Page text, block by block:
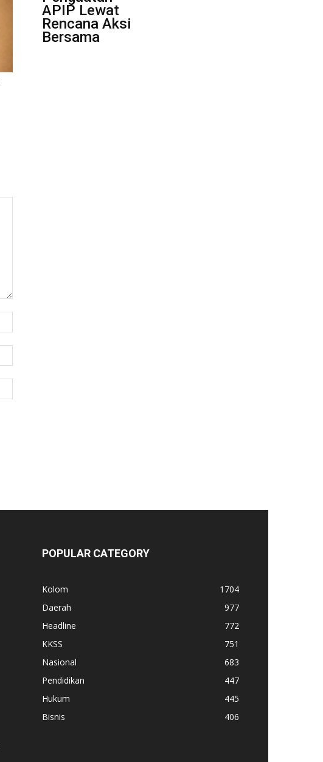
APIP Lewat
Rencana Aksi
Bersama
POPULAR CATEGORY
Kolom
1704
Daerah
977
Headline
772
KKSS
751
Nasional
683
Pendidikan
447
Hukum
445
Bisnis
406